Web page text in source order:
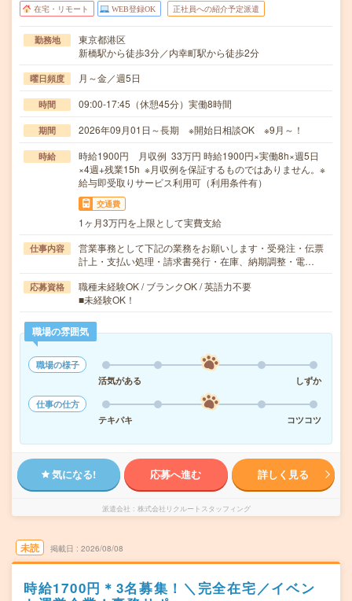
在宅・リモート WEB登録OK 正社員への紹介予定派遣
勤務地
東京都港区
新橋駅から徒歩3分／内幸町駅から徒歩2分
曜日頻度 月～金／週5日
時間 09:00-17:45（休憩45分）実働8時間
期間 2026年09月01日～長期 ※開始日相談OK ※9月～！
時給
時給1900円 月収例 33万円 時給1900円×実働8h×週5日
×4週+残業15h ※月収例を保証するものではありません。※
給与即受取りサービス利用可（利用条件有）
交通費
1ヶ月3万円を上限として実費支給
仕事内容
営業事務として下記の業務をお願いします・受発注・伝票
計上・支払い処理・請求書発行・在庫、納期調整・電…
応募資格
職種未経験OK / ブランクOK / 英語力不要
■未経験OK！
職場の雰囲気
職場の様子
活気がある
しずか
仕事の仕方
テキパキ
コツコツ
気になる! 応募へ進む 詳しく見る
派遣会社 株式会社リクルートスタッフィング
未読 掲載日 2026/08/08
時給1700円＊3名募集！＼完全在宅／イベン